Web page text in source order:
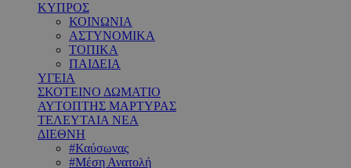
ΚΥΠΡΟΣ
ΚΟΙΝΩΝΙΑ
ΑΣΤΥΝΟΜΙΚΑ
ΤΟΠΙΚΑ
ΠΑΙΔΕΙΑ
ΥΓΕΙΑ
ΣΚΟΤΕΙΝΟ ΔΩΜΑΤΙΟ
ΑΥΤΟΠΤΗΣ ΜΑΡΤΥΡΑΣ
ΤΕΛΕΥΤΑΙΑ ΝΕΑ
ΔΙΕΘΝΗ
#Καύσωνας
#Μέση Ανατολή